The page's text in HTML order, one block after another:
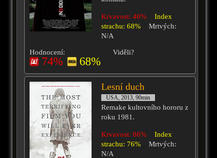
Krvavost: 40%
Index
strachu: 68%
Mrtvých:
N/A
Hodnocení:
74% 68%
Viděli?
Lesní duch
USA, 2013, 90min
Remake kultovního hororu z
roku 1981.
Krvavost: 86%
Index
strachu: 76%
Mrtvých:
N/A